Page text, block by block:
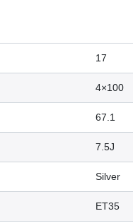
17
4×100
67.1
7.5J
Silver
ET35